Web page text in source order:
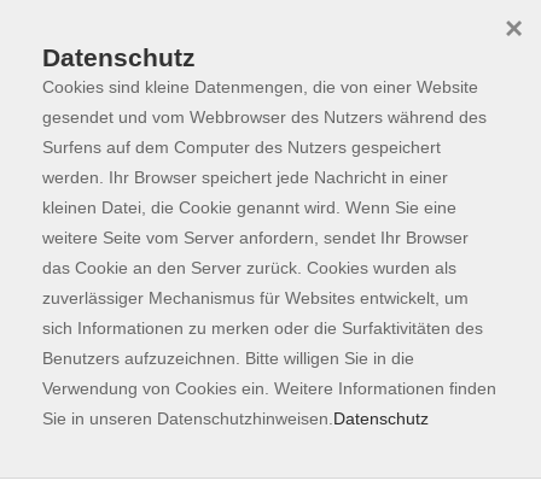
Skip to main content
Programm
Der Kurs konnte nicht gefunden werden.
Kontaktformular
Impressum
AGB
Datenschutzerklärung
Datenschutz
Cookies sind kleine Datenmengen, die von einer Website
gesendet und vom Webbrowser des Nutzers während des
Surfens auf dem Computer des Nutzers gespeichert
werden. Ihr Browser speichert jede Nachricht in einer
kleinen Datei, die Cookie genannt wird. Wenn Sie eine
weitere Seite vom Server anfordern, sendet Ihr Browser
das Cookie an den Server zurück. Cookies wurden als
zuverlässiger Mechanismus für Websites entwickelt, um
sich Informationen zu merken oder die Surfaktivitäten des
Benutzers aufzuzeichnen. Bitte willigen Sie in die
Verwendung von Cookies ein. Weitere Informationen finden
Sie in unseren Datenschutzhinweisen. Datenschutz
×